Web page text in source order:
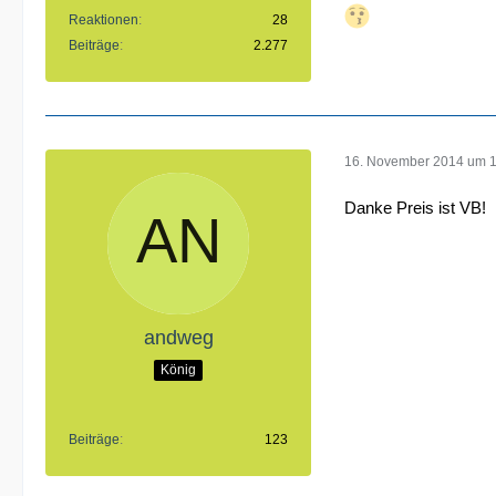
Reaktionen
28
Beiträge
2.277
andweg
König
Beiträge 123
16. November 2014 um
Danke Preis ist VB!